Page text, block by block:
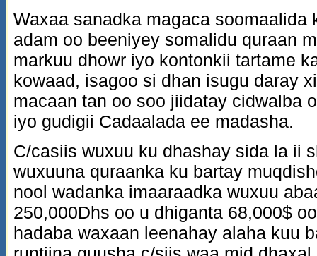
Waxaa sanadka magaca soomaalida
adam oo beeniyey somalidu quraan
markuu dhowr iyo kontonkii tartame
kowaad, isagoo si dhan isugu daray
macaan tan oo soo jiidatay cidwalba
iyo gudigii Cadaalada ee madasha.
C/casiis wuxuu ku dhashay sida la ii
wuxuuna quraanka ku bartay
nool wadanka imaaraadka wuxuu
250,000Dhs oo u dhiganta 68,000$
hadaba waxaan leenahay alaha kuu